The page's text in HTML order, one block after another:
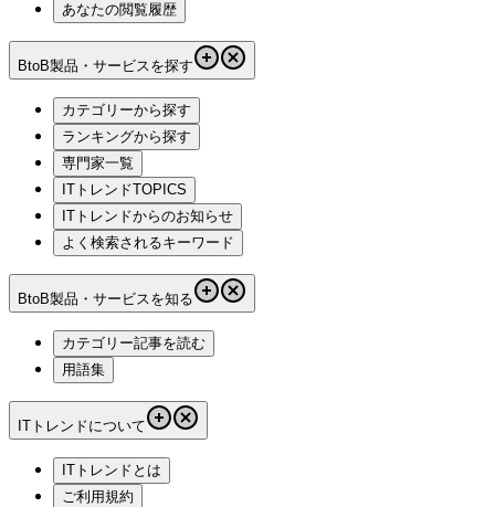
あなたの閲覧履歴
BtoB製品・サービスを探す
カテゴリーから探す
ランキングから探す
専門家一覧
ITトレンドTOPICS
ITトレンドからのお知らせ
よく検索されるキーワード
BtoB製品・サービスを知る
カテゴリー記事を読む
用語集
ITトレンドについて
ITトレンドとは
ご利用規約